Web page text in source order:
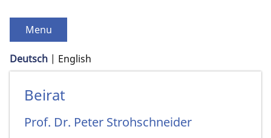
Menu
Deutsch English
Beirat
Prof. Dr. Peter Strohschneider